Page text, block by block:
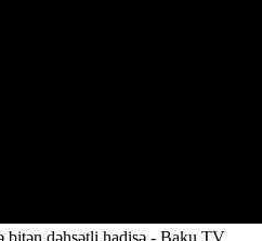
bitən dəhşətli hadisə - Baku TV